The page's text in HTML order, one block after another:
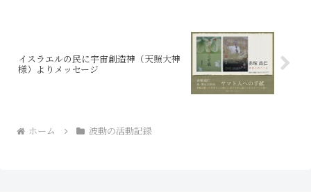
イスラエルの民に宇宙創造神（天照大神
様）よりメッセージ
ホーム 波動の活動記録